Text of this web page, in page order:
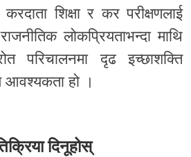
शिक्षा र कर परीक्षणलाई
लोकप्रियताभन्दा माथि
परिचालनमा दृढ इच्छाशक्ति
हो ।
दिनूहोस्